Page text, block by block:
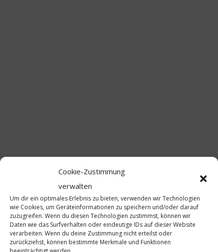
Cookie-Zustimmung
verwalten
Um dir ein optimales Erlebnis zu bieten, verwenden wir Technologien
wie Cookies, um Geräteinformationen zu speichern und/oder darauf
zuzugreifen. Wenn du diesen Technologien zustimmst, können wir
Daten wie das Surfverhalten oder eindeutige IDs auf dieser Website
verarbeiten. Wenn du deine Zustimmung nicht erteilst oder
zurückziehst, können bestimmte Merkmale und Funktionen